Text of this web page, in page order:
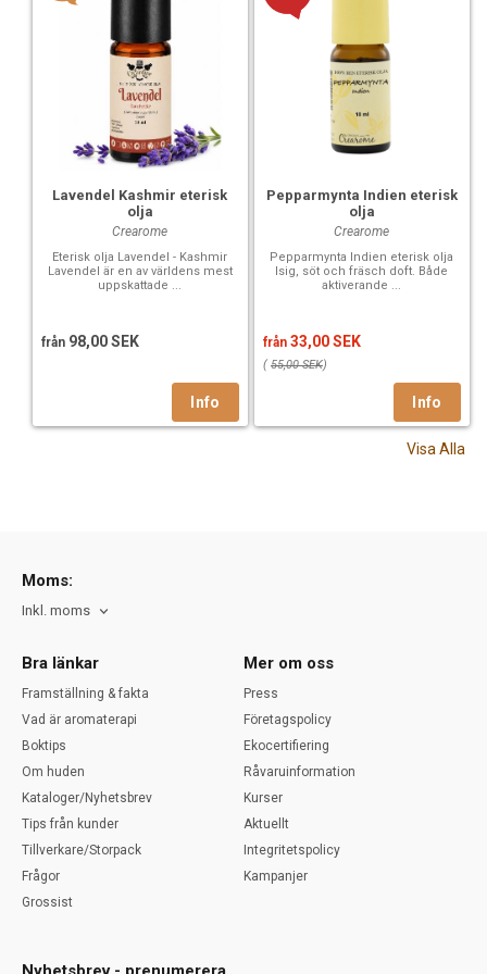
Lavendel Kashmir eterisk
olja
Crearome
Eterisk olja Lavendel - Kashmir
Lavendel är en av världens mest
uppskattade ...
från 98,00 SEK
Pepparmynta Indien eterisk
olja
Crearome
Pepparmynta Indien eterisk olja
Isig, söt och fräsch doft. Både
aktiverande ...
från 33,00 SEK
( 55,00 SEK)
Visa Alla
Moms:
Inkl. moms
Bra länkar
Framställning & fakta
Vad är aromaterapi
Boktips
Om huden
Kataloger/Nyhetsbrev
Tips från kunder
Tillverkare/Storpack
Frågor
Grossist
Mer om oss
Press
Företagspolicy
Ekocertifiering
Råvaruinformation
Kurser
Aktuellt
Integritetspolicy
Kampanjer